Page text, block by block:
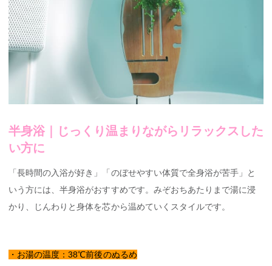
半身浴｜じっくり温まりながらリラックスした
い方に
「長時間の入浴が好き」「のぼせやすい体質で全身浴が苦手」と
いう方には、半身浴がおすすめです。みぞおちあたりまで湯に浸
かり、じんわりと身体を芯から温めていくスタイルです。
・お湯の温度：38℃前後のぬるめ